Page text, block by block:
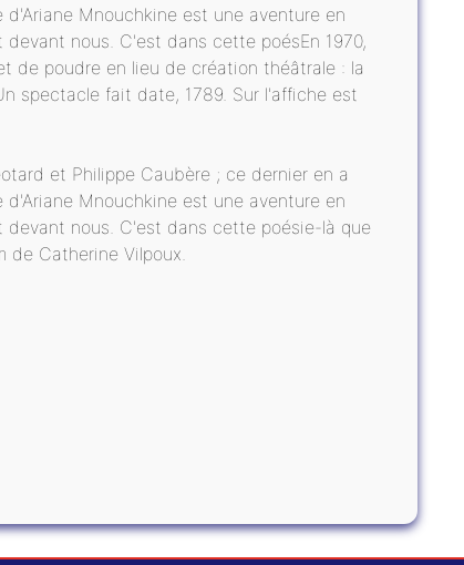
Mnouchkine est une aventure en
nous. C'est dans cette poésEn 1970,
de poudre en lieu de création théâtrale : la
spectacle fait date, 1789. Sur l'affiche est
et Philippe Caubère ; ce dernier en a
Mnouchkine est une aventure en
devant nous. C'est dans cette poésie-là que
de Catherine Vilpoux.